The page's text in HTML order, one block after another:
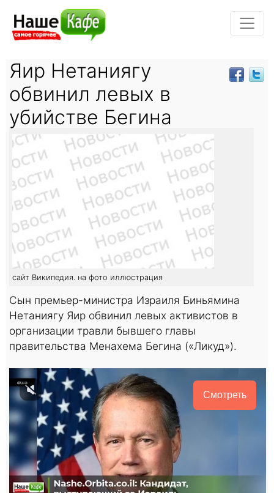
Яир Нетаниягу
обвинил левых в
убийстве Бегина
сайт Википедия. на фото иллюстрация
Сын премьер-министра Израиля Биньямина
Нетаниягу Яир обвинил левых активистов в
организации травли бывшего главы
правительства Менахема Бегина («Ликуд»).
Смотреть